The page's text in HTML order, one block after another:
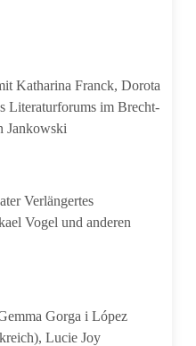
Katharina Franck, Dorota
Literaturforums im Brecht-
Jankowski
Verlängertes
Vogel und anderen
Gorga i López
Lucie Joy